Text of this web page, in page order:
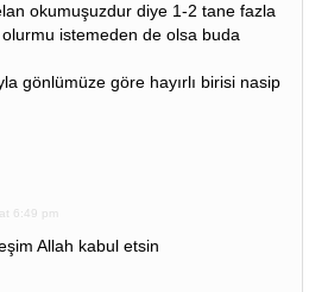
okumuşuzdur diye 1-2 tane fazla
istemeden de olsa buda
gönlümüze göre hayırlı birisi nasip
6:49 pm
Allah kabul etsin